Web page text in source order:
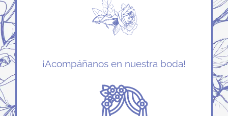
¡Acompáñanos en nuestra boda!